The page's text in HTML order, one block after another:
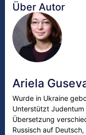
Über Autor
Ariela
Wurde in Ukraine
Unterstützt Judentum
Übersetzung
Russisch auf